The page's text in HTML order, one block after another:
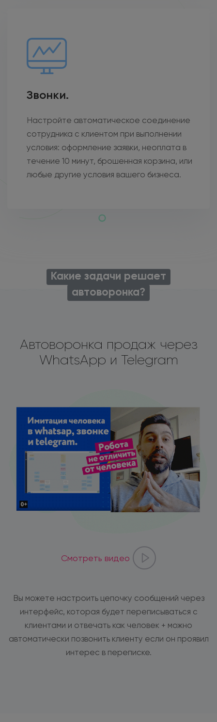
Звонки.
Настройте автоматическое соединение
сотрудника с клиентом при выполнении
условия: оформление заявки, неоплата в
течение 10 минут, брошенная корзина, или
любые другие условия вашего бизнеса.
Какие задачи решает
автоворонка?
Автоворонка продаж через
WhatsApp и Telegram
Смотреть видео
Вы можете настроить цепочку сообщений через
интерфейс, которая будет переписываться с
клиентами и отвечать как человек + можно
автоматически позвонить клиенту если он проявил
интерес в переписке.